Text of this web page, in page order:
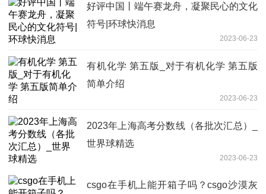
好评中国丨端午赛龙舟，凝聚民心的文化
符号|环球快消息
2023-06-23
有机化学 第五版_对于有机化学 第五版
简单介绍
2023-06-23
2023年上海高考分数线（各批次汇总）_
世界球精选
2023-06-23
csgo在手机上能开箱子吗？csgo沙漠灰